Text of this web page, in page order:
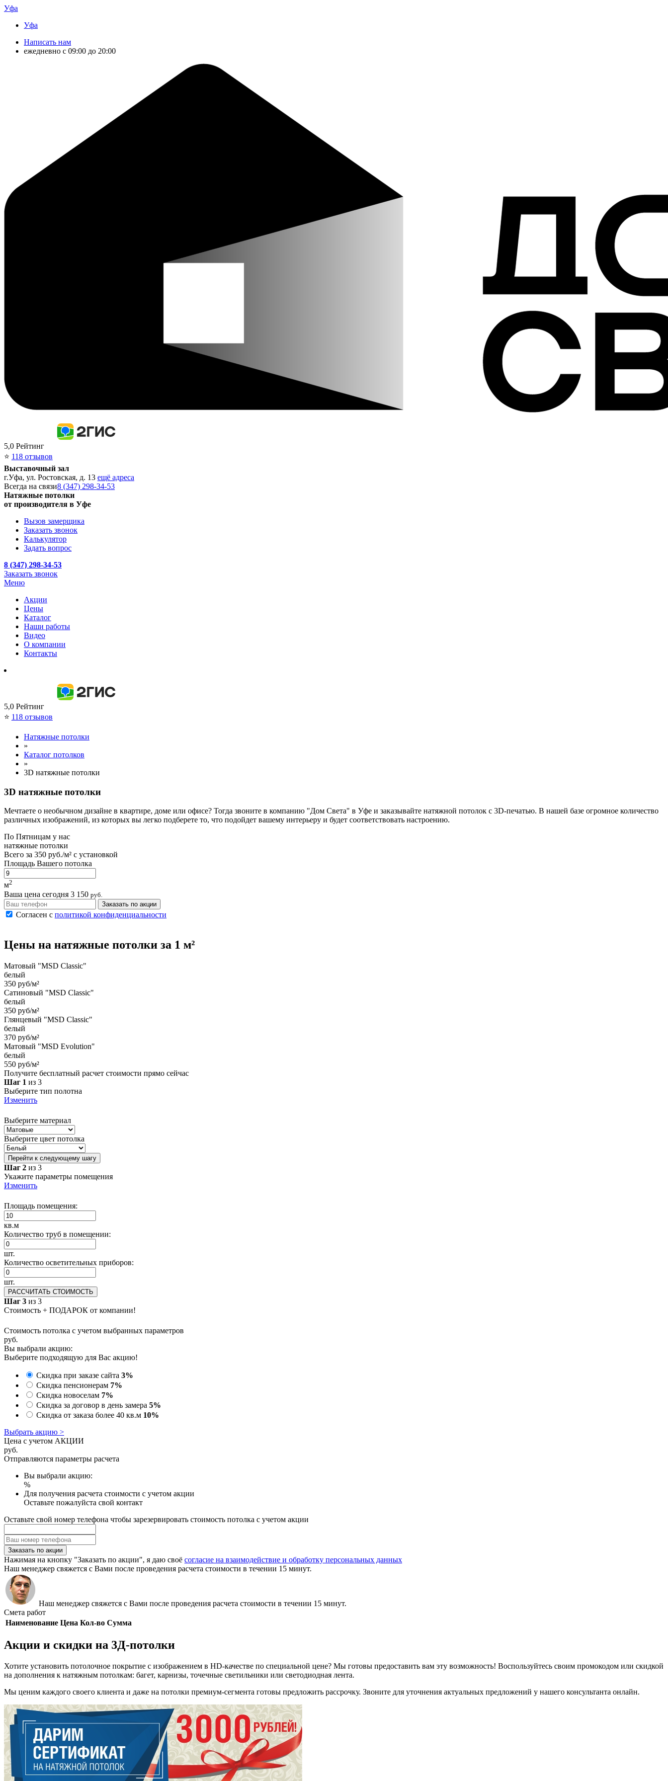
Уфа
Уфа
Написать нам
ежедневно с 09:00 до 20:00
5,0 Рейтинг
⭐ 118 отзывов
Выставочный зал
г.Уфа, ул. Ростовская, д. 13 ещё адреса
Всегда на связи8 (347) 298-34-53
Натяжные потолки
от производителя в Уфе
Вызов замерщика
Заказать звонок
Калькулятор
Задать вопрос
8 (347) 298-34-53
Заказать звонок
Меню
Акции
Цены
Каталог
Наши работы
Видео
О компании
Контакты
5,0 Рейтинг
⭐ 118 отзывов
Натяжные потолки
»
Каталог потолков
»
3D натяжные потолки
3D натяжные потолки
Мечтаете о необычном дизайне в квартире, доме или офисе? Тогда звоните в компанию "Дом Света" в Уфе и заказывайте натяжной потолок с 3D-печатью. В нашей базе огромное количество
различных изображений, из которых вы легко подберете то, что подойдет вашему интерьеру и будет соответствовать настроению.
По Пятницам у нас
натяжные потолки
Всего за 350 руб./м² с установкой
Площадь Вашего потолка
м2
Ваша цена сегодня 3 150 руб.
Заказать по акции
Согласен с политикой конфиденциальности
Цены на натяжные потолки за 1 м²
Матовый "MSD Classic"
белый
350 руб/м²
Сатиновый "MSD Classic"
белый
350 руб/м²
Глянцевый "MSD Classic"
белый
370 руб/м²
Матовый "MSD Evolution"
белый
550 руб/м²
Получите бесплатный расчет стоимости прямо сейчас
Шаг 1 из 3
Выберите тип полотна
Изменить
Выберите материал
Выберите цвет потолка
Перейти к следующему шагу
Шаг 2 из 3
Укажите параметры помещения
Изменить
Площадь помещения:
кв.м
Количество труб в помещении:
шт.
Количество осветительных приборов:
шт.
РАССЧИТАТЬ СТОИМОСТЬ
Шаг 3 из 3
Стоимость + ПОДАРОК от компании!
Стоимость потолка с учетом выбранных параметров
руб.
Вы выбрали акцию:
Выберите подходящую для Вас акцию!
Скидка при заказе сайта 3%
Скидка пенсионерам 7%
Скидка новоселам 7%
Скидка за договор в день замера 5%
Скидка от заказа более 40 кв.м 10%
Выбрать акцию >
Цена с учетом АКЦИИ
руб.
Отправляются параметры расчета
Вы выбрали акцию:
%
Для получения расчета стоимости с учетом акции
Оставьте пожалуйста свой контакт
Оставьте свой номер телефона чтобы зарезервировать стоимость потолка с учетом акции
Заказать по акции
Нажимая на кнопку "Заказать по акции", я даю своё согласие на взаимодействие и обработку персональных данных
Наш менеджер свяжется с Вами после проведения расчета стоимости в течении 15 минут.
Наш менеджер свяжется с Вами после проведения расчета стоимости в течении 15 минут.
Смета работ
Наименование Цена Кол-во Сумма
Акции и скидки на 3Д-потолки
Хотите установить потолочное покрытие с изображением в HD-качестве по специальной цене? Мы готовы предоставить вам эту возможность! Воспользуйтесь своим промокодом или скидкой
на дополнения к натяжным потолкам: багет, карнизы, точечные светильники или светодиодная лента.
Мы ценим каждого своего клиента и даже на потолки премиум-сегмента готовы предложить рассрочку. Звоните для уточнения актуальных предложений у нашего консультанта онлайн.